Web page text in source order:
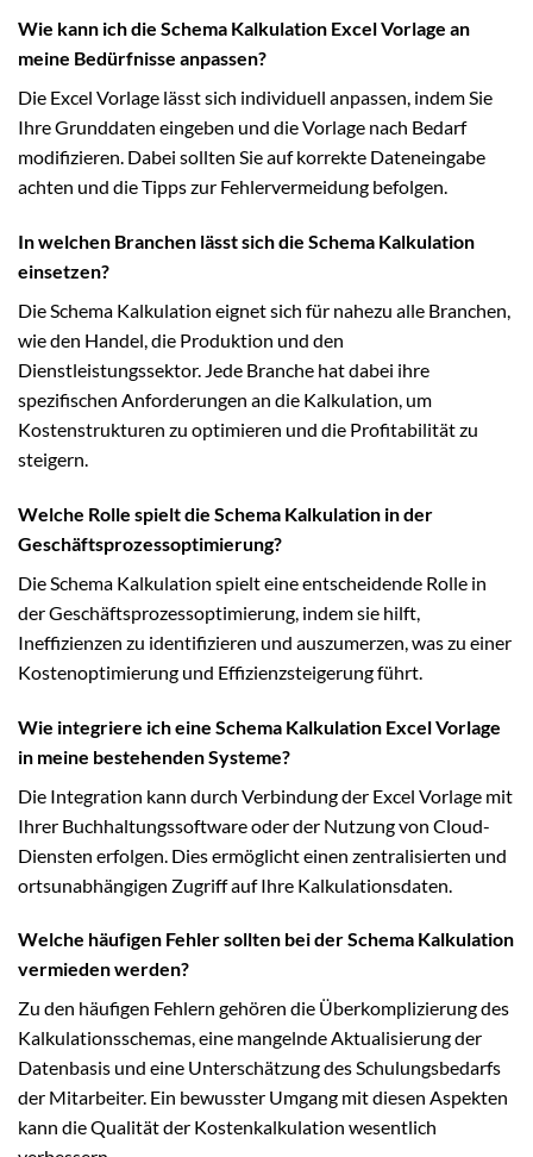
Wie kann ich die Schema Kalkulation Excel Vorlage an
meine Bedürfnisse anpassen?
Die Excel Vorlage lässt sich individuell anpassen, indem Sie
Ihre Grunddaten eingeben und die Vorlage nach Bedarf
modifizieren. Dabei sollten Sie auf korrekte Dateneingabe
achten und die Tipps zur Fehlervermeidung befolgen.
In welchen Branchen lässt sich die Schema Kalkulation
einsetzen?
Die Schema Kalkulation eignet sich für nahezu alle Branchen,
wie den Handel, die Produktion und den
Dienstleistungssektor. Jede Branche hat dabei ihre
spezifischen Anforderungen an die Kalkulation, um
Kostenstrukturen zu optimieren und die Profitabilität zu
steigern.
Welche Rolle spielt die Schema Kalkulation in der
Geschäftsprozessoptimierung?
Die Schema Kalkulation spielt eine entscheidende Rolle in
der Geschäftsprozessoptimierung, indem sie hilft,
Ineffizienzen zu identifizieren und auszumerzen, was zu einer
Kostenoptimierung und Effizienzsteigerung führt.
Wie integriere ich eine Schema Kalkulation Excel Vorlage
in meine bestehenden Systeme?
Die Integration kann durch Verbindung der Excel Vorlage mit
Ihrer Buchhaltungssoftware oder der Nutzung von Cloud-
Diensten erfolgen. Dies ermöglicht einen zentralisierten und
ortsunabhängigen Zugriff auf Ihre Kalkulationsdaten.
Welche häufigen Fehler sollten bei der Schema Kalkulation
vermieden werden?
Zu den häufigen Fehlern gehören die Überkomplizierung des
Kalkulationsschemas, eine mangelnde Aktualisierung der
Datenbasis und eine Unterschätzung des Schulungsbedarfs
der Mitarbeiter. Ein bewusster Umgang mit diesen Aspekten
kann die Qualität der Kostenkalkulation wesentlich